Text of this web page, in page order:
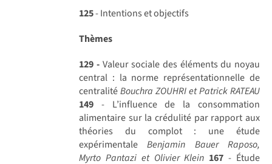
125- Intentions et objectifs
Thèmes
129 -Valeur sociale des éléments du noyau
central : la norme représentationnelle de
centralitéBouchra ZOUHRI et Patrick RATEAU
149 - L’influence de la consommation
alimentaire sur la crédulité par rapport aux
théories du complot : une étude
expérimentaleBenjamin Bauer Raposo,
Myrto Pantazi et Olivier Klein 167 - Étude